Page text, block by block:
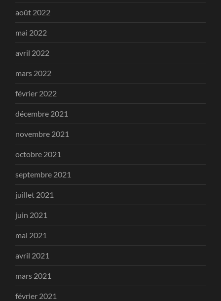
août 2022
mai 2022
avril 2022
mars 2022
février 2022
décembre 2021
novembre 2021
octobre 2021
septembre 2021
juillet 2021
juin 2021
mai 2021
avril 2021
mars 2021
février 2021